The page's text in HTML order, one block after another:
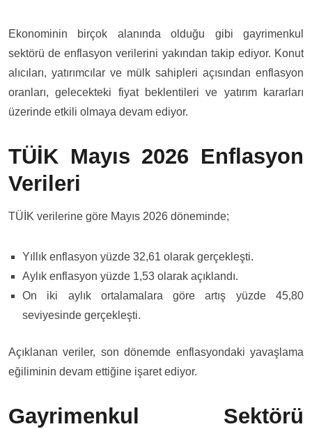
Ekonominin birçok alanında olduğu gibi gayrimenkul
sektörü de enflasyon verilerini yakından takip ediyor. Konut
alıcıları, yatırımcılar ve mülk sahipleri açısından enflasyon
oranları, gelecekteki fiyat beklentileri ve yatırım kararları
üzerinde etkili olmaya devam ediyor.
TÜİK Mayıs 2026 Enflasyon
Verileri
TÜİK verilerine göre Mayıs 2026 döneminde;
Yıllık enflasyon yüzde 32,61 olarak gerçekleşti.
Aylık enflasyon yüzde 1,53 olarak açıklandı.
On iki aylık ortalamalara göre artış yüzde 45,80
seviyesinde gerçekleşti.
Açıklanan veriler, son dönemde enflasyondaki yavaşlama
eğiliminin devam ettiğine işaret ediyor.
Gayrimenkul Sektörü